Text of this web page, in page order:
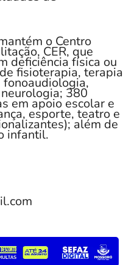
o Centro
CER, que
deficiência física ou
fisioterapia, terapia
fonoaudiologia,
380
em apoio escolar e
esporte, teatro e
além de
infantil.